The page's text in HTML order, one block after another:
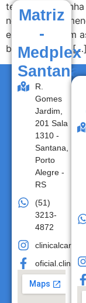
teste da
neonatal
exames avaliam
bebê logo nos […]
Matriz
-
Medplex
Santana
R.
Gomes
Jardim,
201 Sala
1310 -
Santana,
Porto
Alegre -
RS
(51)
3213-
4872